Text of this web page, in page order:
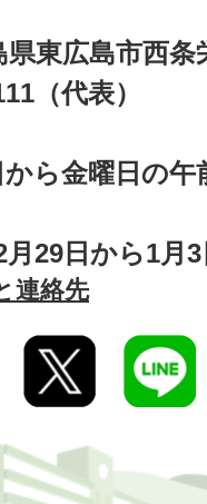
東広島市西
（代表）
ら金曜日の午
月29日から1月
連絡先